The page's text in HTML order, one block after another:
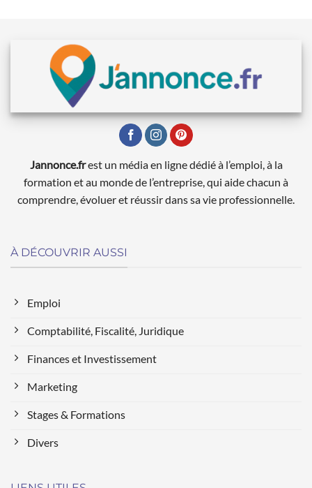
Jannonce.frest un média en ligne dédié à l’emploi, à la
formation et au monde de l’entreprise, qui aide chacun à
comprendre, évoluer et réussir dans sa vie professionnelle.
À DÉCOUVRIR AUSSI
Emploi
Comptabilité, Fiscalité, Juridique
Finances et Investissement
Marketing
Stages & Formations
Divers